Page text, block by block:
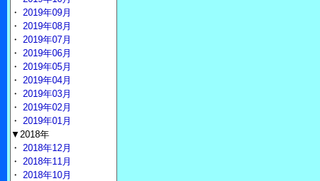
・ 2019年09月
・ 2019年08月
・ 2019年07月
・ 2019年06月
・ 2019年05月
・ 2019年04月
・ 2019年03月
・ 2019年02月
・ 2019年01月
▼2018年
・ 2018年12月
・ 2018年11月
・ 2018年10月